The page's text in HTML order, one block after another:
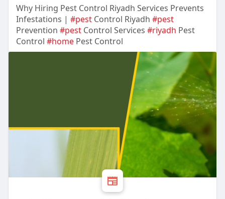
Why Hiring Pest Control Riyadh Services Prevents
Infestations | #pestControl Riyadh #pest
Prevention #pestControl Services #riyadh Pest
Control #homePest Control